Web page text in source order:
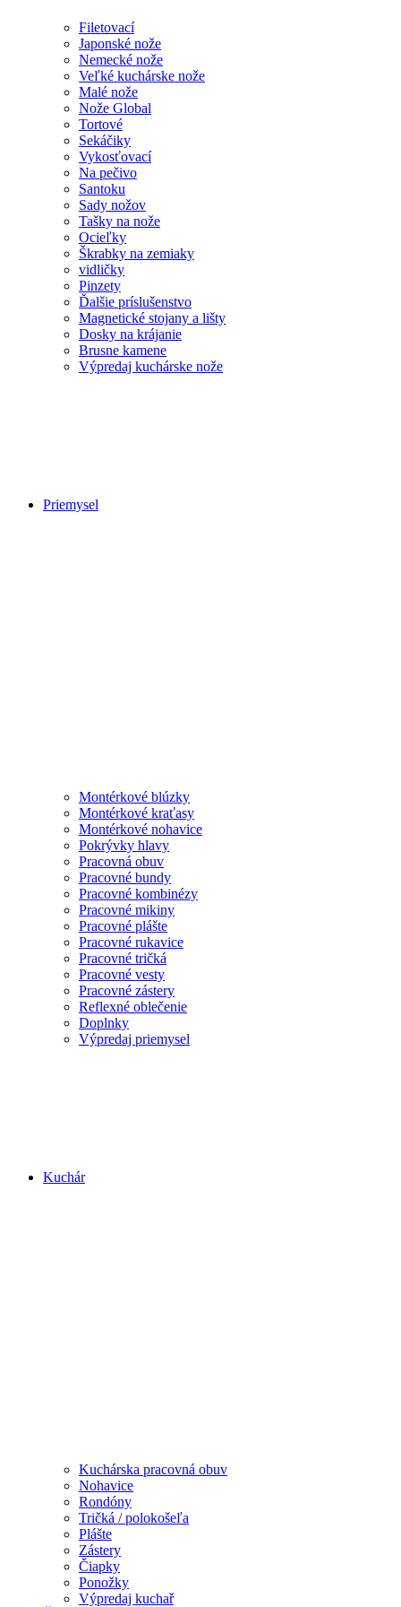
Filetovací
Japonské nože
Nemecké nože
Veľké kuchárske nože
Malé nože
Nože Global
Tortové
Sekáčiky
Vykosťovací
Na pečivo
Santoku
Sady nožov
Tašky na nože
Ocieľky
Škrabky na zemiaky
vidličky
Pinzety
Ďalšie príslušenstvo
Magnetické stojany a lišty
Dosky na krájanie
Brusne kamene
Výpredaj kuchárske nože
Priemysel
Montérkové blúzky
Montérkové kraťasy
Montérkové nohavice
Pokrývky hlavy
Pracovná obuv
Pracovné bundy
Pracovné kombinézy
Pracovné mikiny
Pracovné plášte
Pracovné rukavice
Pracovné tričká
Pracovné vesty
Pracovné zástery
Reflexné oblečenie
Doplnky
Výpredaj priemysel
Kuchár
Kuchárska pracovná obuv
Nohavice
Rondóny
Tričká / polokošeľa
Plášte
Zástery
Čiapky
Ponožky
Výpredaj kuchař